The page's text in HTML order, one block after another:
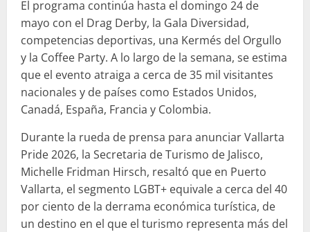
El programa continúa hasta el domingo 24 de
mayo con el Drag Derby, la Gala Diversidad,
competencias deportivas, una Kermés del Orgullo
y la Coffee Party. A lo largo de la semana, se estima
que el evento atraiga a cerca de 35 mil visitantes
nacionales y de países como Estados Unidos,
Canadá, España, Francia y Colombia.
Durante la rueda de prensa para anunciar Vallarta
Pride 2026, la Secretaria de Turismo de Jalisco,
Michelle Fridman Hirsch, resaltó que en Puerto
Vallarta, el segmento LGBT+ equivale a cerca del 40
por ciento de la derrama económica turística, de
un destino en el que el turismo representa más del